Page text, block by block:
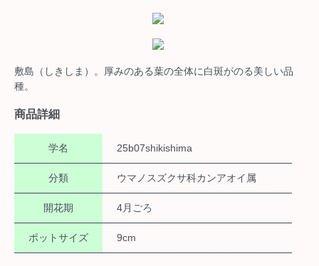
敷島（しきしま）。厚みのある葉の全体に白斑がのる美しい品
種。
商品詳細
学名 25b07shikishima
分類 ウマノスズクサ科カンアオイ属
開花期 4月ごろ
ポットサイズ 9cm